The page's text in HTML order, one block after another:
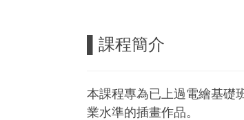
課程簡介
本課程專為已上過電繪基礎
業水準的插畫作品。